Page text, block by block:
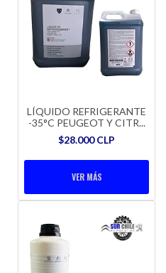
LÍQUIDO REFRIGERANTE
-35°C PEUGEOT Y CITR...
$28.000 CLP
VER MÁS